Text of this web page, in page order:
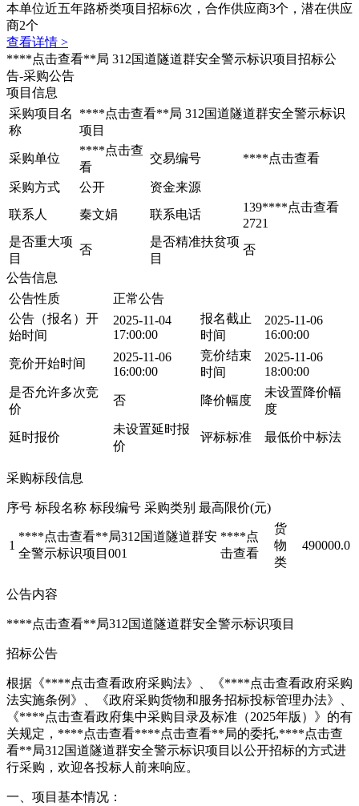
本单位近五年路桥类项目招标6次，合作供应商3个，潜在供应
商2个
查看详情 >
****点击查看**局 312国道隧道群安全警示标识项目招标公
告-采购公告
项目信息
采购项目名
称
****点击查看**局 312国道隧道群安全警示标识
项目
采购单位
****点击查
看
交易编号 ****点击查看
采购方式 公开
资金来源
联系人
秦文娟 联系电话
139****点击查看
2721
是否重大项
目
否
是否精准扶贫项
目
否
公告信息
公告性质
正常公告
公告（报名）开
始时间
2025-11-04
17:00:00
报名截止
时间
2025-11-06
16:00:00
竞价开始时间
2025-11-06
16:00:00
竞价结束
时间
2025-11-06
18:00:00
是否允许多次竞
价
否 降价幅度
未设置降价幅
度
延时报价
未设置延时报
价
评标标准 最低价中标法
采购标段信息
序号 标段名称 标段编号 采购类别 最高限价(元)
1
****点击查看**局312国道隧道群安
全警示标识项目001
****点
击查看
货
物
类
490000.0
公告内容
****点击查看**局312国道隧道群安全警示标识项目
招标公告
根据《****点击查看政府采购法》、《****点击查看政府采购
法实施条例》、《政府采购货物和服务招标投标管理办法》、
《****点击查看政府集中采购目录及标准（2025年版）》的有
关规定，****点击查看****点击查看**局的委托,****点击查
看**局312国道隧道群安全警示标识项目以公开招标的方式进
行采购，欢迎各投标人前来响应。
一、项目基本情况：